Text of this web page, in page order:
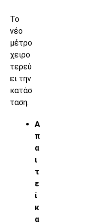
Το
νέο
μέτρο
χειρο
τερεύ
ει την
κατάσ
ταση.
Α
π
α
ι
τ
ε
ί
κ
α